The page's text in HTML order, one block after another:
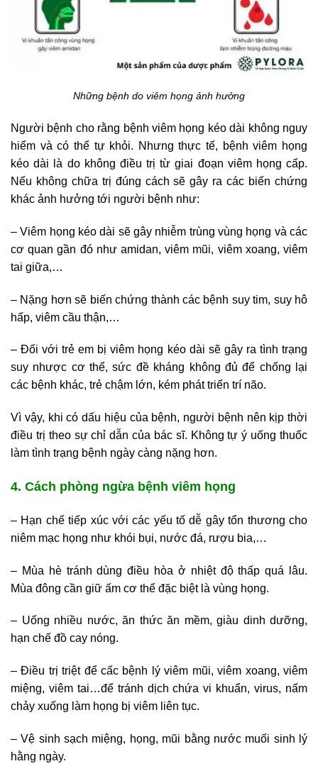
Những bệnh do viêm họng ảnh hưởng
Người bệnh cho rằng bệnh viêm họng kéo dài không nguy
hiểm và có thể tự khỏi. Nhưng thực tế, bệnh viêm họng
kéo dài là do không điều trị từ giai đoạn viêm họng cấp.
Nếu không chữa trị đúng cách sẽ gây ra các biến chứng
khác ảnh hưởng tới người bệnh như:
– Viêm họng kéo dài sẽ gây nhiễm trùng vùng họng và các
cơ quan gần đó như amidan, viêm mũi, viêm xoang, viêm
tai giữa,…
– Nặng hơn sẽ biến chứng thành các bệnh suy tim, suy hô
hấp, viêm cầu thận,…
– Đối với trẻ em bị viêm họng kéo dài sẽ gây ra tình trạng
suy nhược cơ thể, sức đề kháng không đủ để chống lại
các bệnh khác, trẻ chậm lớn, kém phát triển trí não.
Vì vậy, khi có dấu hiệu của bệnh, người bệnh nên kịp thời
điều trị theo sự chỉ dẫn của bác sĩ. Không tự ý uống thuốc
làm tình trạng bệnh ngày càng nặng hơn.
4. Cách phòng ngừa bệnh viêm họng
– Hạn chế tiếp xúc với các yếu tố dễ gây tổn thương cho
niêm mạc họng như khói bụi, nước đá, rượu bia,…
– Mùa hè tránh dùng điều hòa ở nhiệt độ thấp quá lâu.
Mùa đông cần giữ ấm cơ thể đặc biệt là vùng họng.
– Uống nhiều nước, ăn thức ăn mềm, giàu dinh dưỡng,
hạn chế đồ cay nóng.
– Điều trị triệt để cấc bệnh lý viêm mũi, viêm xoang, viêm
miệng, viêm tai…để tránh dịch chứa vi khuẩn, virus, nấm
chảy xuống làm họng bị viêm liên tục.
– Vệ sinh sạch miệng, họng, mũi bằng nước muối sinh lý
hằng ngày.